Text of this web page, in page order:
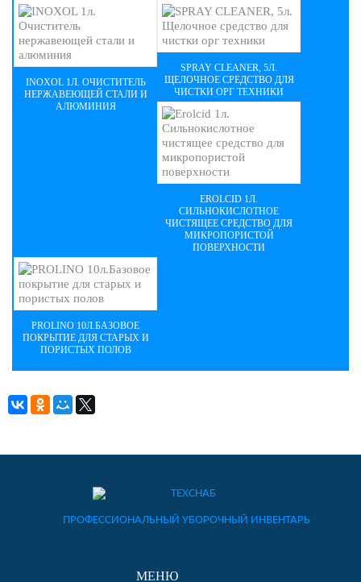
INOXOL 1Л. ОЧИСТИТЕЛЬ
НЕРЖАВЕЮЩЕЙ СТАЛИ И
АЛЮМИНИЯ
SPRAY CLEANER, 5Л.
ЩЕЛОЧНОЕ СРЕДСТВО ДЛЯ
ЧИСТКИ ОРГ ТЕХНИКИ
EROLCID 1Л.
СИЛЬНОКИСЛОТНОЕ
ЧИСТЯЩЕЕ СРЕДСТВО ДЛЯ
МИКРОПОРИСТОЙ
ПОВЕРХНОСТИ
PROLINO 10Л.БАЗОВОЕ
ПОКРЫТИЕ ДЛЯ СТАРЫХ И
ПОРИСТЫХ ПОЛОВ
ПРОФЕССИОНАЛЬНЫЙ УБОРОЧНЫЙ ИНВЕНТАРЬ
МЕНЮ